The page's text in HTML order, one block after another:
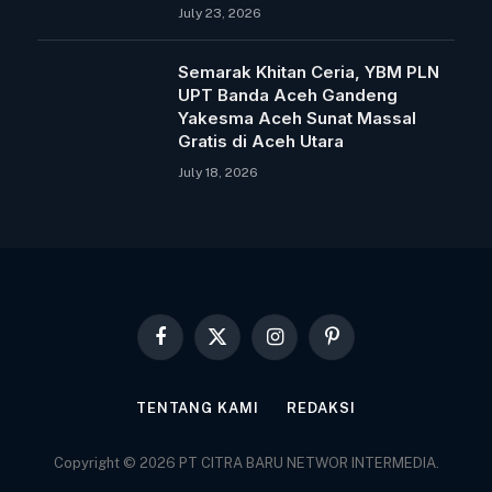
July 23, 2026
Semarak Khitan Ceria, YBM PLN
UPT Banda Aceh Gandeng
Yakesma Aceh Sunat Massal
Gratis di Aceh Utara
July 18, 2026
Facebook
X
InstagramPinterest
TENTANG KAMI REDAKSI
Copyright © 2026 PT CITRA BARU NETWOR INTERMEDIA.